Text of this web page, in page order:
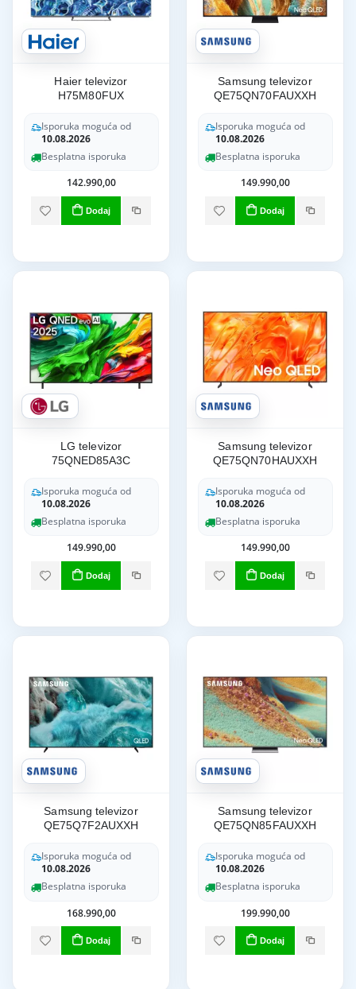
Haier televizor
H75M80FUX
Isporuka moguća od
10.08.2026
Besplatna isporuka
142.990,00
Dodaj
Samsung televizor
QE75QN70FAUXXH
Isporuka moguća od
10.08.2026
Besplatna isporuka
149.990,00
Dodaj
LG televizor
75QNED85A3C
Isporuka moguća od
10.08.2026
Besplatna isporuka
149.990,00
Dodaj
Samsung televizor
QE75QN70HAUXXH
Isporuka moguća od
10.08.2026
Besplatna isporuka
149.990,00
Dodaj
Samsung televizor
QE75Q7F2AUXXH
Isporuka moguća od
10.08.2026
Besplatna isporuka
168.990,00
Dodaj
Samsung televizor
QE75QN85FAUXXH
Isporuka moguća od
10.08.2026
Besplatna isporuka
199.990,00
Dodaj